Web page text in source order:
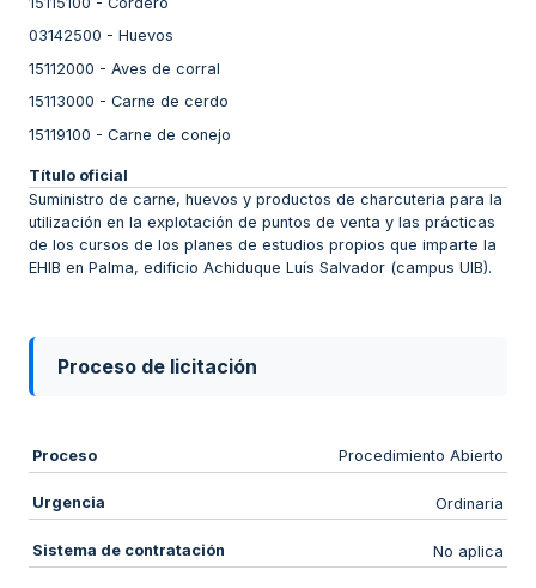
03142500 - Huevos
15112000 - Aves de corral
15113000 - Carne de cerdo
15119100 - Carne de conejo
Título oficial
Suministro de carne, huevos y productos de charcuteria para la
utilización en la explotación de puntos de venta y las prácticas
de los cursos de los planes de estudios propios que imparte la
EHIB en Palma, edificio Achiduque Luís Salvador (campus UIB).
Proceso de licitación
Proceso Procedimiento Abierto
Urgencia Ordinaria
Sistema de contratación No aplica